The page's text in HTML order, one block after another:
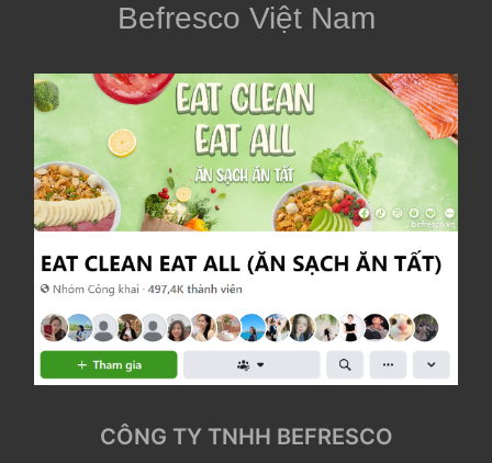
Befresco Việt Nam
CÔNG TY TNHH BEFRESCO